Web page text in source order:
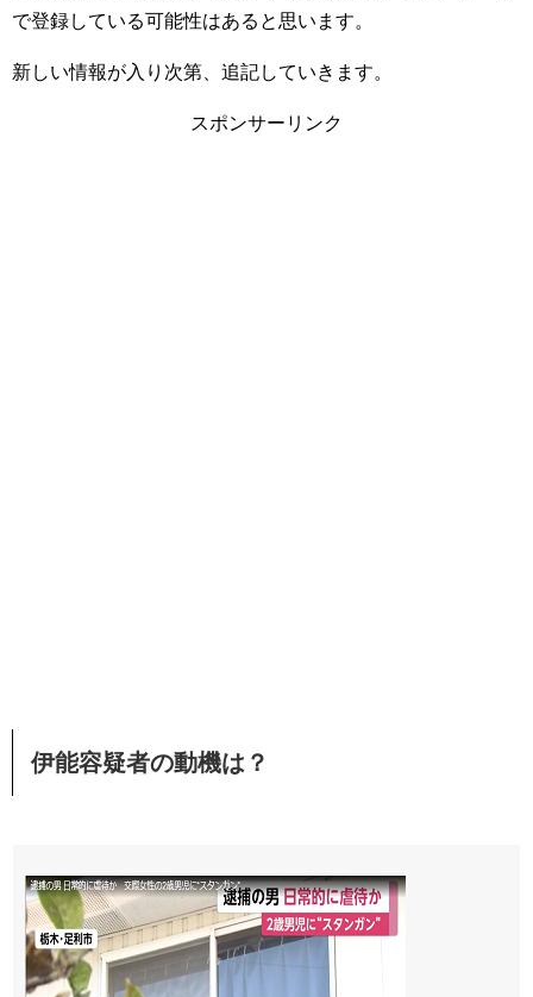
で登録している可能性はあると思います。
新しい情報が入り次第、追記していきます。
スポンサーリンク
伊能容疑者の動機は？